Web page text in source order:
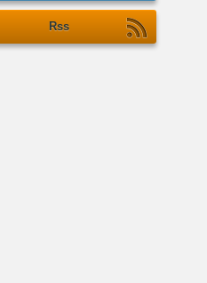
Rss